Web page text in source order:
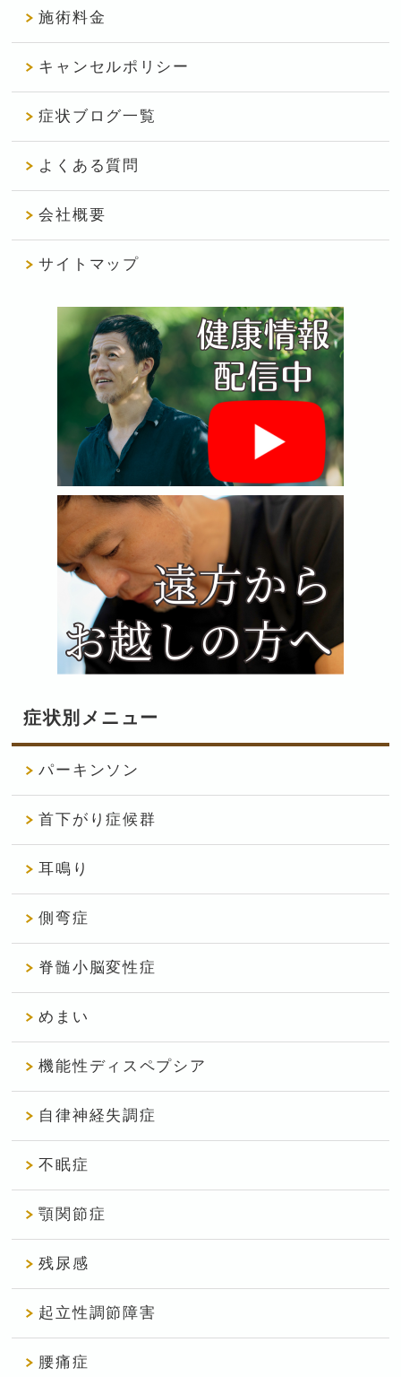
施術料金
キャンセルポリシー
症状ブログ一覧
よくある質問
会社概要
サイトマップ
症状別メニュー
パーキンソン
首下がり症候群
耳鳴り
側弯症
脊髄小脳変性症
めまい
機能性ディスペプシア
自律神経失調症
不眠症
顎関節症
残尿感
起立性調節障害
腰痛症